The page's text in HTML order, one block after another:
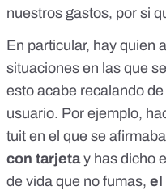
nuestros gastos, por si
En particular, hay quien
situaciones en las que
esto acabe recalando
usuario. Por ejemplo,
tuit en el que se afirmaba
con tarjetay has dicho
de vida que no fumas, el